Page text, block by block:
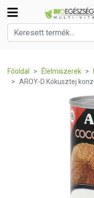
Főoldal Élelmiszerek
AROY-D Kókusztej